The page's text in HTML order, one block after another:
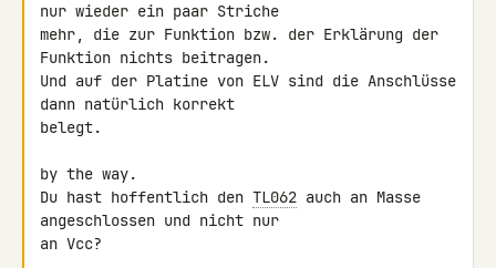
nur wieder ein paar Striche
mehr, die zur Funktion bzw. der Erklärung der
Funktion nichts beitragen.
Und auf der Platine von ELV sind die Anschlüsse
dann natürlich korrekt
belegt.
by the way.
Du hast hoffentlich den TL062 auch an Masse
angeschlossen und nicht nur
an Vcc?